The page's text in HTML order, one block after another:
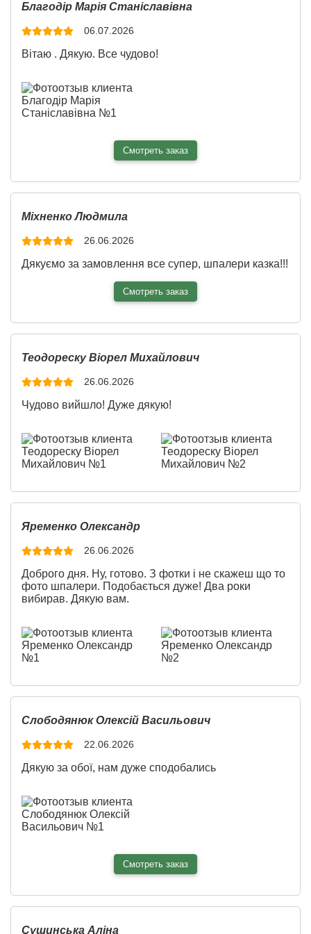
Ширина: 700 см
Высота: 270 см
Площадь: 18.90 см
Материал: Холст
Благодір Марія Станіславівна
06.07.2026
Вітаю . Дякую. Все чудово!
Смотреть заказ
Ширина: 101 см
Высота: 200 см
Площадь: 2.02 см2
Холст
Міхненко Людмила
26.06.2026
Дякуємо за замовлення все супер, шпалери казка!!!
Смотреть заказ
Ширина: 450 см
Высота: 200 см
Площадь: 9.00 см2
Материал: Экофлиз
Теодореску Віорел Михайлович
26.06.2026
Чудово вийшло! Дуже дякую!
Яременко Олександр
26.06.2026
Доброго дня. Ну, готово. З фотки і не скажеш що то
фото шпалери. Подобається дуже! Два роки
вибирав. Дякую вам.
Слободянюк Олексій Васильович
22.06.2026
Дякую за обої, нам дуже сподобались
Смотреть заказ
Ширина: 250 см
Сушинська Аліна